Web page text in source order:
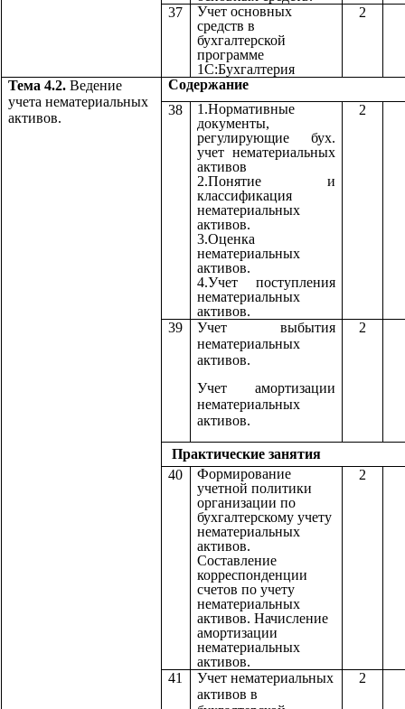
37
Учет основных
средств в
бухгалтерской
программе
1С:Бухгалтерия
2
Тема 4.2. Ведение
учета нематериальных
активов.
38
1.Нормативные
документы,
регулирующие бух.
учет нематериальных
активов
2.Понятие и
классификация
нематериальных
активов.
3.Оценка
нематериальных
активов.
4.Учет поступления
нематериальных
активов.
2
39
Учет выбытия
нематериальных
активов.
Учет амортизации
нематериальных
активов.
2
Практические
40
Формирование
учетной политики
организации по
бухгалтерскому учету
нематериальных
активов.
Составление
корреспонденции
счетов по учету
нематериальных
активов. Начисление
амортизации
нематериальных
активов.
2
41
Учет нематериальных
активов в
2